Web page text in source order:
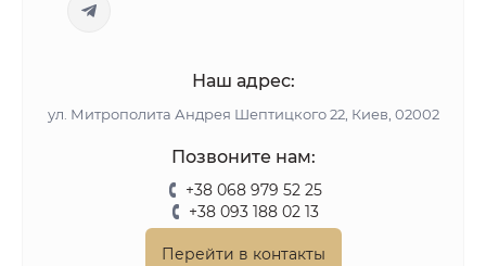
Наш адрес:
ул. Митрополита Андрея Шептицкого 22, Киев, 02002
Позвоните нам:
+38 068 979 52 25
+38 093 188 02 13
Перейти в контакты